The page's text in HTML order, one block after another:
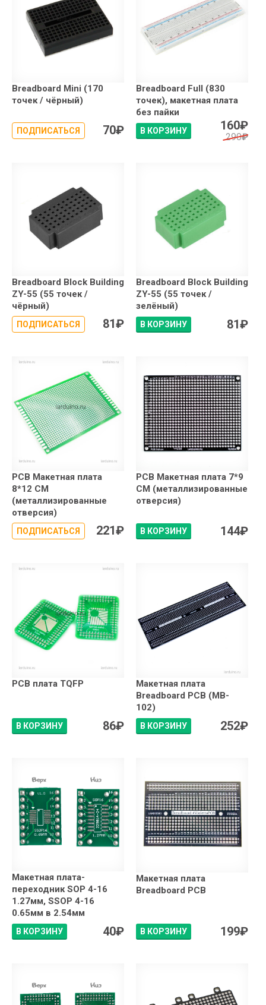
Breadboard Mini (170
точек / чёрный)
ПОДПИСАТЬСЯ 70₽
Breadboard Full (830
точек), макетная плата
без пайки
В КОРЗИНУ 160₽
290₽
Breadboard Block Building
ZY-55 (55 точек /
чёрный)
ПОДПИСАТЬСЯ 81₽
Breadboard Block Building
ZY-55 (55 точек /
зелёный)
В КОРЗИНУ 81₽
PCB Макетная плата
8*12 СМ
(металлизированные
отверсия)
ПОДПИСАТЬСЯ 221₽
PCB Макетная плата 7*9
СМ (металлизированные
отверсия)
В КОРЗИНУ 144₽
PCB плата TQFP
В КОРЗИНУ 86₽
Макетная плата
Breadboard PCB (MB-
102)
В КОРЗИНУ 252₽
Макетная плата-
переходник SOP 4-16
1.27мм, SSOP 4-16
0.65мм в 2.54мм
В КОРЗИНУ 40₽
Макетная плата
Breadboard PCB
В КОРЗИНУ 199₽